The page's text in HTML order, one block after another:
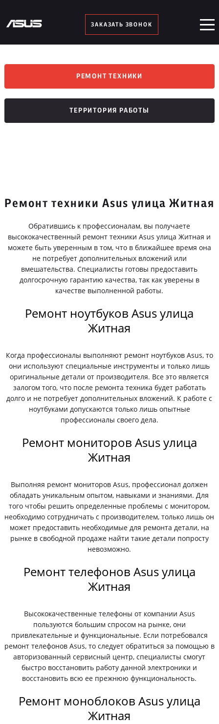
ЗАКАЗАТЬ ЗВОНОК
РЕМОНТ ТЕХНИКИ
ТЕРРИТОРИЯ РАБОТЫ
Ремонт техники Asus улица Житная
Обратившись к профессионалам, вы получаете
высококачественный ремонт техники Asus улица Житная и
можете быть уверенным в том, что в ближайшее время она
не потребует дополнительных вложений или
вмешательства. Специалисты готовы предоставить
долгосрочную гарантию качества, так как уверены в
качестве выполненной работы.
Ремонт ноутбуков Asus улица
Житная
Когда профессионалы выполняют ремонт ноутбуков Asus, то
они используют специальные инструменты и только лишь
оригинальные детали от производителя. Все это является
залогом того, что после ремонта техника будет работать
долго и не потребует дополнительных вложений. К работе с
ноутбуками допускаются только лишь опытные
профессионалы своего дела.
Ремонт мониторов Asus улица
Житная
Выполняя ремонт мониторов Asus, профессионал должен
обладать уникальным опытом, навыками и знаниями. Для
того чтобы решить определенные проблемы с монитором,
необходимо сотрудничать с производителем, только лишь он
может предоставить необходимые для ремонта детали, на
рынке в свободной продаже найти такие детали попросту
невозможно.
Ремонт телефонов Asus улица
Житная
Высококачественные телефоны от компании Asus
пользуются большим спросом на рынке, они
привлекательные и функциональные. Если потребовался
ремонт телефонов Asus, то следует обратиться за помощью в
авторизованный сервисный центр, специалисты смогут
быстро восстановить работу данной электроники и
восстановить всю ее прежнюю функциональность.
Ремонт моноблоков Asus улица
Житная